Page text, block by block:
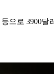
으로 3900달